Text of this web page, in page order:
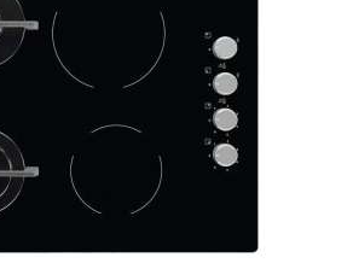
DODAJ U KOŠARICU